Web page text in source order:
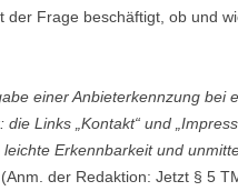
der Frage beschäftigt, ob und
einer Anbieterkennzung bei
die Links „Kontakt“ und
leichte Erkennbarkeit und
(Anm. der Redaktion: Jetzt § 5